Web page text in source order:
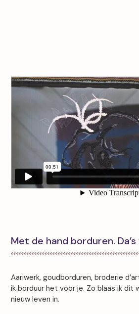
Met de hand borduren.
Aariwerk, goudborduren, broderie
ik borduur het voor je. Zo blaas ik dit
nieuw leven in.